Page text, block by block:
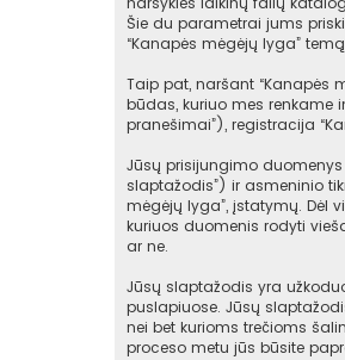
Šie du parametrai jums
“Kanapės mėgėjų lyga”
Taip pat, naršant “Kanapės
būdas, kuriuo mes
pranešimai”), registracija
Jūsų prisijungimo
slaptažodis”) ir asmeninio
mėgėjų lyga”, įstatymų. Dėl
kuriuos duomenis rodyti
ar ne.
Jūsų slaptažodis yra
puslapiuose. Jūsų
nei bet kurioms trečioms
proceso metu jūs būsite